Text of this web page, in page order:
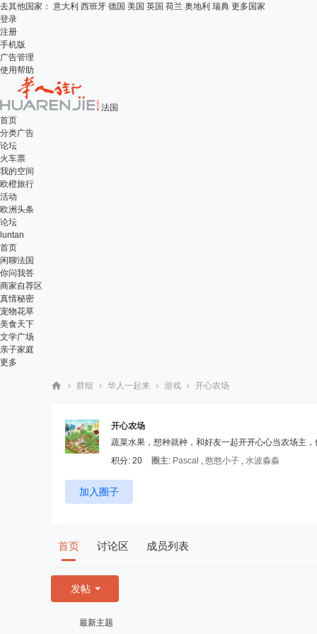
去其他国家： 意大利 西班牙 德国 美国 英国 荷兰 奥地利 瑞典 更多国家
登录
注册
手机版
广告管理
使用帮助
法国
首页
分类广告
论坛
火车票
我的空间
欧橙旅行
活动
欧洲头条
论坛
luntan
首页
闲聊法国
你问我答
商家自荐区
真情秘密
宠物花草
美食天下
文学广场
亲子家庭
更多
› 群组 › 华人一起来 › 游戏 › 开心农场
开心农场
蔬菜水果，想种就种，和好友一起开开心心当农场主，
积分: 20 圈主: Pascal , 憨憨小子 , 水波淼淼
加入圈子
首页 讨论区 成员列表
发帖
最新主题